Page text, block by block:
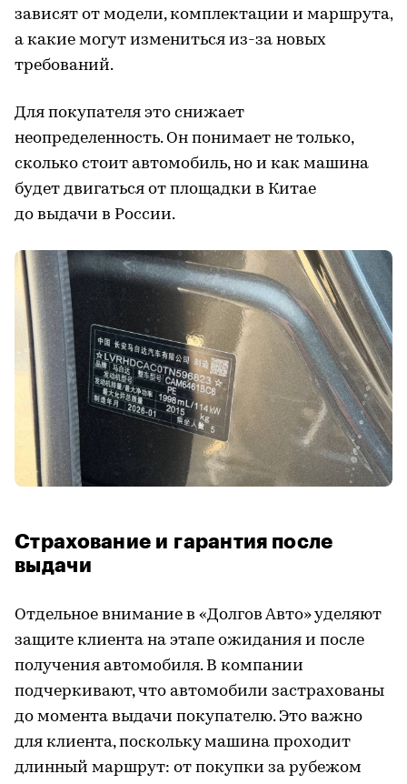
зависят от модели, комплектации и маршрута,
а какие могут измениться из-за новых
требований.
Для покупателя это снижает
неопределенность. Он понимает не только,
сколько стоит автомобиль, но и как машина
будет двигаться от площадки в Китае
до выдачи в России.
Страхование и гарантия после
выдачи
Отдельное внимание в «Долгов Авто» уделяют
защите клиента на этапе ожидания и после
получения автомобиля. В компании
подчеркивают, что автомобили застрахованы
до момента выдачи покупателю. Это важно
для клиента, поскольку машина проходит
длинный маршрут: от покупки за рубежом